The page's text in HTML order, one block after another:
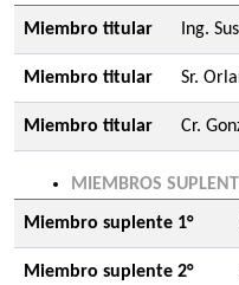
Miembro titular Ing.
Miembro titular Sr.
Miembro titular Cr.
MIEMBROS
Miembro suplente 1°
Miembro suplente 2°